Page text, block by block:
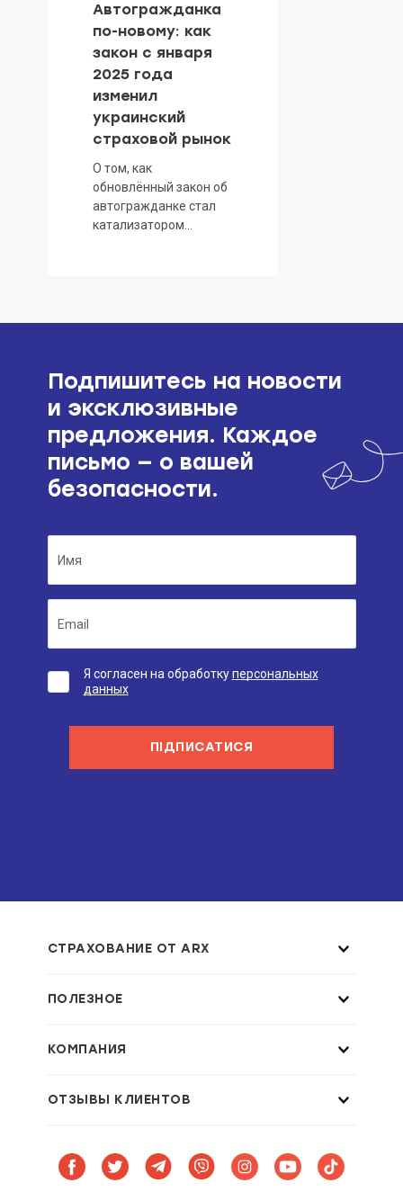
Автогражданка
по-новому: как
закон с января
2025 года
изменил
украинский
страховой рынок
О том, как
обновлённый закон об
автогражданке стал
катализатором
Подпишитесь на новости
и эксклюзивные
предложения. Каждое
письмо — о вашей
безопасности.
Я согласен на обработкуперсональных
данных
ПІДПИСАТИСЯ
СТРАХОВАНИЕ ОТ ARX
ПОЛЕЗНОЕ
КОМПАНИЯ
ОТЗЫВЫ КЛИЕНТОВ